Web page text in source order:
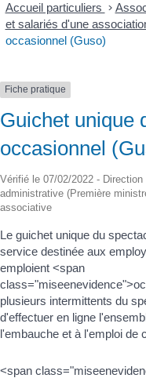
Accueil particuliers >
et salariés d'une
occasionnel (Guso)
Fiche pratique
Guichet unique
occasionnel
Vérifié le 07/02/2022 -
administrative (Première
associative
Le guichet unique du
service destinée aux
emploient <span
plusieurs intermittents du
d'effectuer en ligne
l'embauche et à l'emploi de
<span